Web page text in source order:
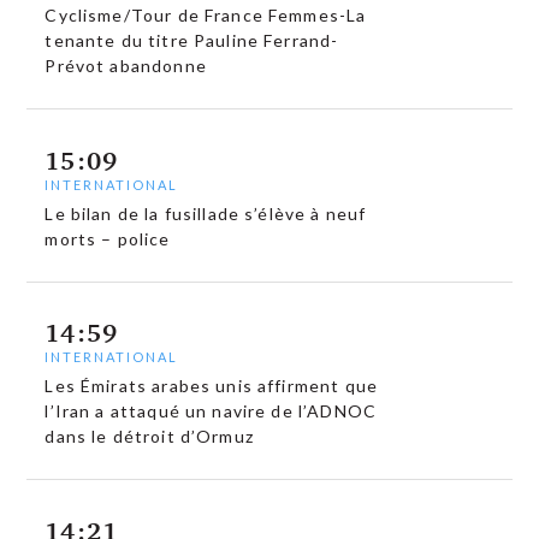
Cyclisme/Tour de France Femmes-La
tenante du titre Pauline Ferrand-
Prévot abandonne
15:09
INTERNATIONAL
Le bilan de la fusillade s’élève à neuf
morts – police
14:59
INTERNATIONAL
Les Émirats arabes unis affirment que
l’Iran a attaqué un navire de l’ADNOC
dans le détroit d’Ormuz
14:21